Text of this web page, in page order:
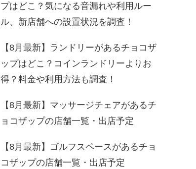
プはどこ？気になる音漏れや利用ルー
ル、新店舗への設置状況を調査！
【8月最新】ランドリーがあるチョコザ
ップはどこ？コインランドリーよりお
得？料金や利用方法も調査！
【8月最新】マッサージチェアがあるチ
ョコザップの店舗一覧・出店予定
【8月最新】ゴルフスペースがあるチョ
コザップの店舗一覧・出店予定